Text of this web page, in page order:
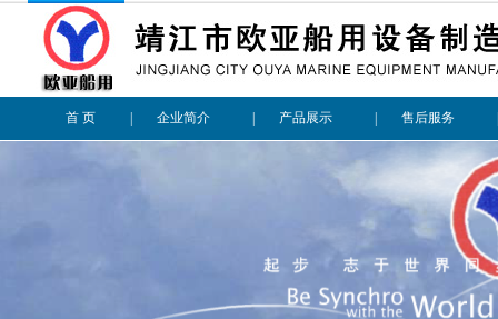
首 页 企业简介 产品展示 售后服务